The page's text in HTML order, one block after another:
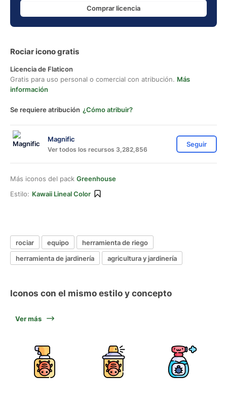
Comprar licencia
Rociar icono gratis
Licencia de Flaticon
Gratis para uso personal o comercial con atribución. Más
información
Se requiere atribución ¿Cómo atribuir?
Magnific
Ver todos los recursos 3,282,856
Seguir
Más iconos del pack Greenhouse
Estilo: Kawaii Lineal Color
rociar equipo
herramienta de riego
herramienta de jardinería
agricultura y jardinería
Iconos con el mismo estilo y concepto
Ver más